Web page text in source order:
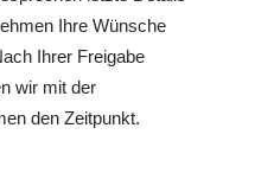
Ihre Wünsche
Ihrer Freigabe
wir mit der
den Zeitpunkt.